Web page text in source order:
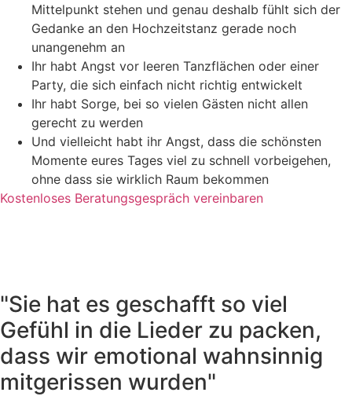
Mittelpunkt stehen und genau deshalb fühlt sich der
Gedanke an den Hochzeitstanz gerade noch
unangenehm an
Ihr habt Angst vor leeren Tanzflächen oder einer
Party, die sich einfach nicht richtig entwickelt
Ihr habt Sorge, bei so vielen Gästen nicht allen
gerecht zu werden
Und vielleicht habt ihr Angst, dass die schönsten
Momente eures Tages viel zu schnell vorbeigehen,
ohne dass sie wirklich Raum bekommen
Kostenloses Beratungsgespräch vereinbaren
"Sie hat es geschafft so viel
Gefühl in die Lieder zu packen,
dass wir emotional wahnsinnig
mitgerissen wurden"